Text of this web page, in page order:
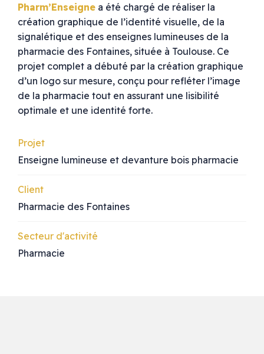
Pharm’Enseigne a été chargé de réaliser la
création graphique de l’identité visuelle, de la
signalétique et des enseignes lumineuses de la
pharmacie des Fontaines, située à Toulouse. Ce
projet complet a débuté par la création graphique
d’un logo sur mesure, conçu pour refléter l’image
de la pharmacie tout en assurant une lisibilité
optimale et une identité forte.
Projet
Enseigne lumineuse et devanture bois pharmacie
Client
Pharmacie des Fontaines
Secteur d'activité
Pharmacie